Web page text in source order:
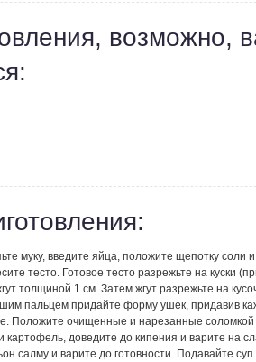
возможно,
муку, введите яйца, положите щепотку соли
тесто. Готовое тесто разрежьте на куски
толщиной 1 см. Затем жгут разрежьте на
пальцем придайте форму ушек, придавив
Положите очищенные и нарезанные соломкой
картофель, доведите до кипения и варите на
салму и варите до готовности. Подавайте суп